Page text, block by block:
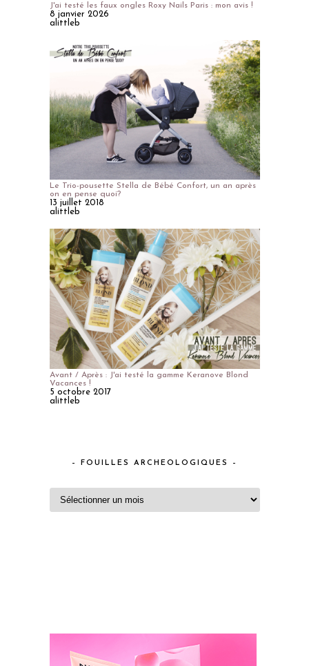
J'ai testé les faux ongles Roxy Nails Paris : mon avis !
8 janvier 2026
alittleb
Le Trio-pousette Stella de Bébé Confort, un an après
on en pense quoi?
13 juillet 2018
alittleb
Avant / Après : J'ai testé la gamme Keranove Blond
Vacances !
5 octobre 2017
alittleb
– FOUILLES ARCHEOLOGIQUES –